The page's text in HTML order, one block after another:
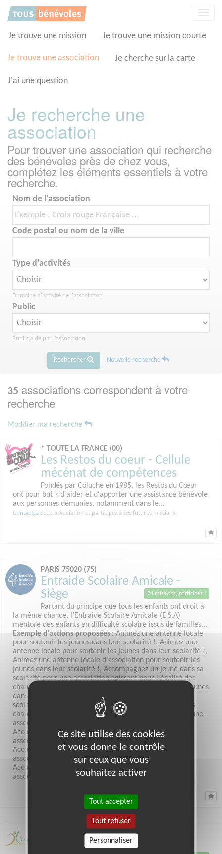
Je trouve une mission Je trouve une mission courte
Je trouve une association Je cherche sur la carte
J'ai une question
Je recherche une
association
Pour trouver une association qui recherche
des bénévoles près de chez vous,
complétez les éléments essentiels à votre
recherche.
Nom de l'association
Code postal ou nom de la ville
Type d'activités
Domaine d'activité de l'association
Public
Public aidé par l'association
Rechercher Nouvelle recherche
35 associations correspondent à votre
recherche
Modifier ma recherche
* TOUTE LA FRANCE (00)
Les Restos du coeur - Cellule
mécénat de compétences
Fondés par Coluche en 1985, les Restos du Cœur
ont pour but « d'aider et d'apporter une assistance bénévole
aux personnes démunies, notamment dans le...
Contactez cette association et participez à ses futures missions.
PARIS 75020 (75)
Entraide Scolaire Amicale -
Siège
74 missions, participez !
Partant du principe que tous les enfants ont droit à
la même chance, l’Entraide Scolaire Amicale (E.S.A)
mentore des enfants en difficulté scolaire issus de familles...
Exemple d'actions proposées :Animez une antenne locale
pour soutenir les jeunes dans leur scolarité !, Animez une
antenne locale pour soutenir les jeunes dans leur scolarité !,
Animez une antenne locale d'association pour soutenir les
jeunes dans leur scolarité !, Accompagnez un jeune dans sa
scolarité pour une association agissant pour l'égalité des
chances, Animez une antenne locale pour soutenir les jeunes
dans leur scolarité !, Accompagnez un jeune dans sa
scolarité pour une association agissant pour l'égalité des
chances, Accompagnez un jeune dans sa scolarité pour une
association agissant pour l'égalité des chances,
Accompagnez un jeune dans sa scolarité pour une
association agissant pour l'égalité des chances,
Accompagnez un jeune dans sa scolarité pour une
association agissant pour l'égalité des chances,
Accompagnez un jeune dans sa scolarité pour une
association agissant pour l'égalité des chances
LE PLESSIS BOUCHARD (95)
KIMINOU 'icole pour tous'
Panneau de gestion des cookies
Ce site utilise des cookies
et vous donne le contrôle
sur ceux que vous
souhaitez activer
Tout accepter
Tout refuser
Personnaliser